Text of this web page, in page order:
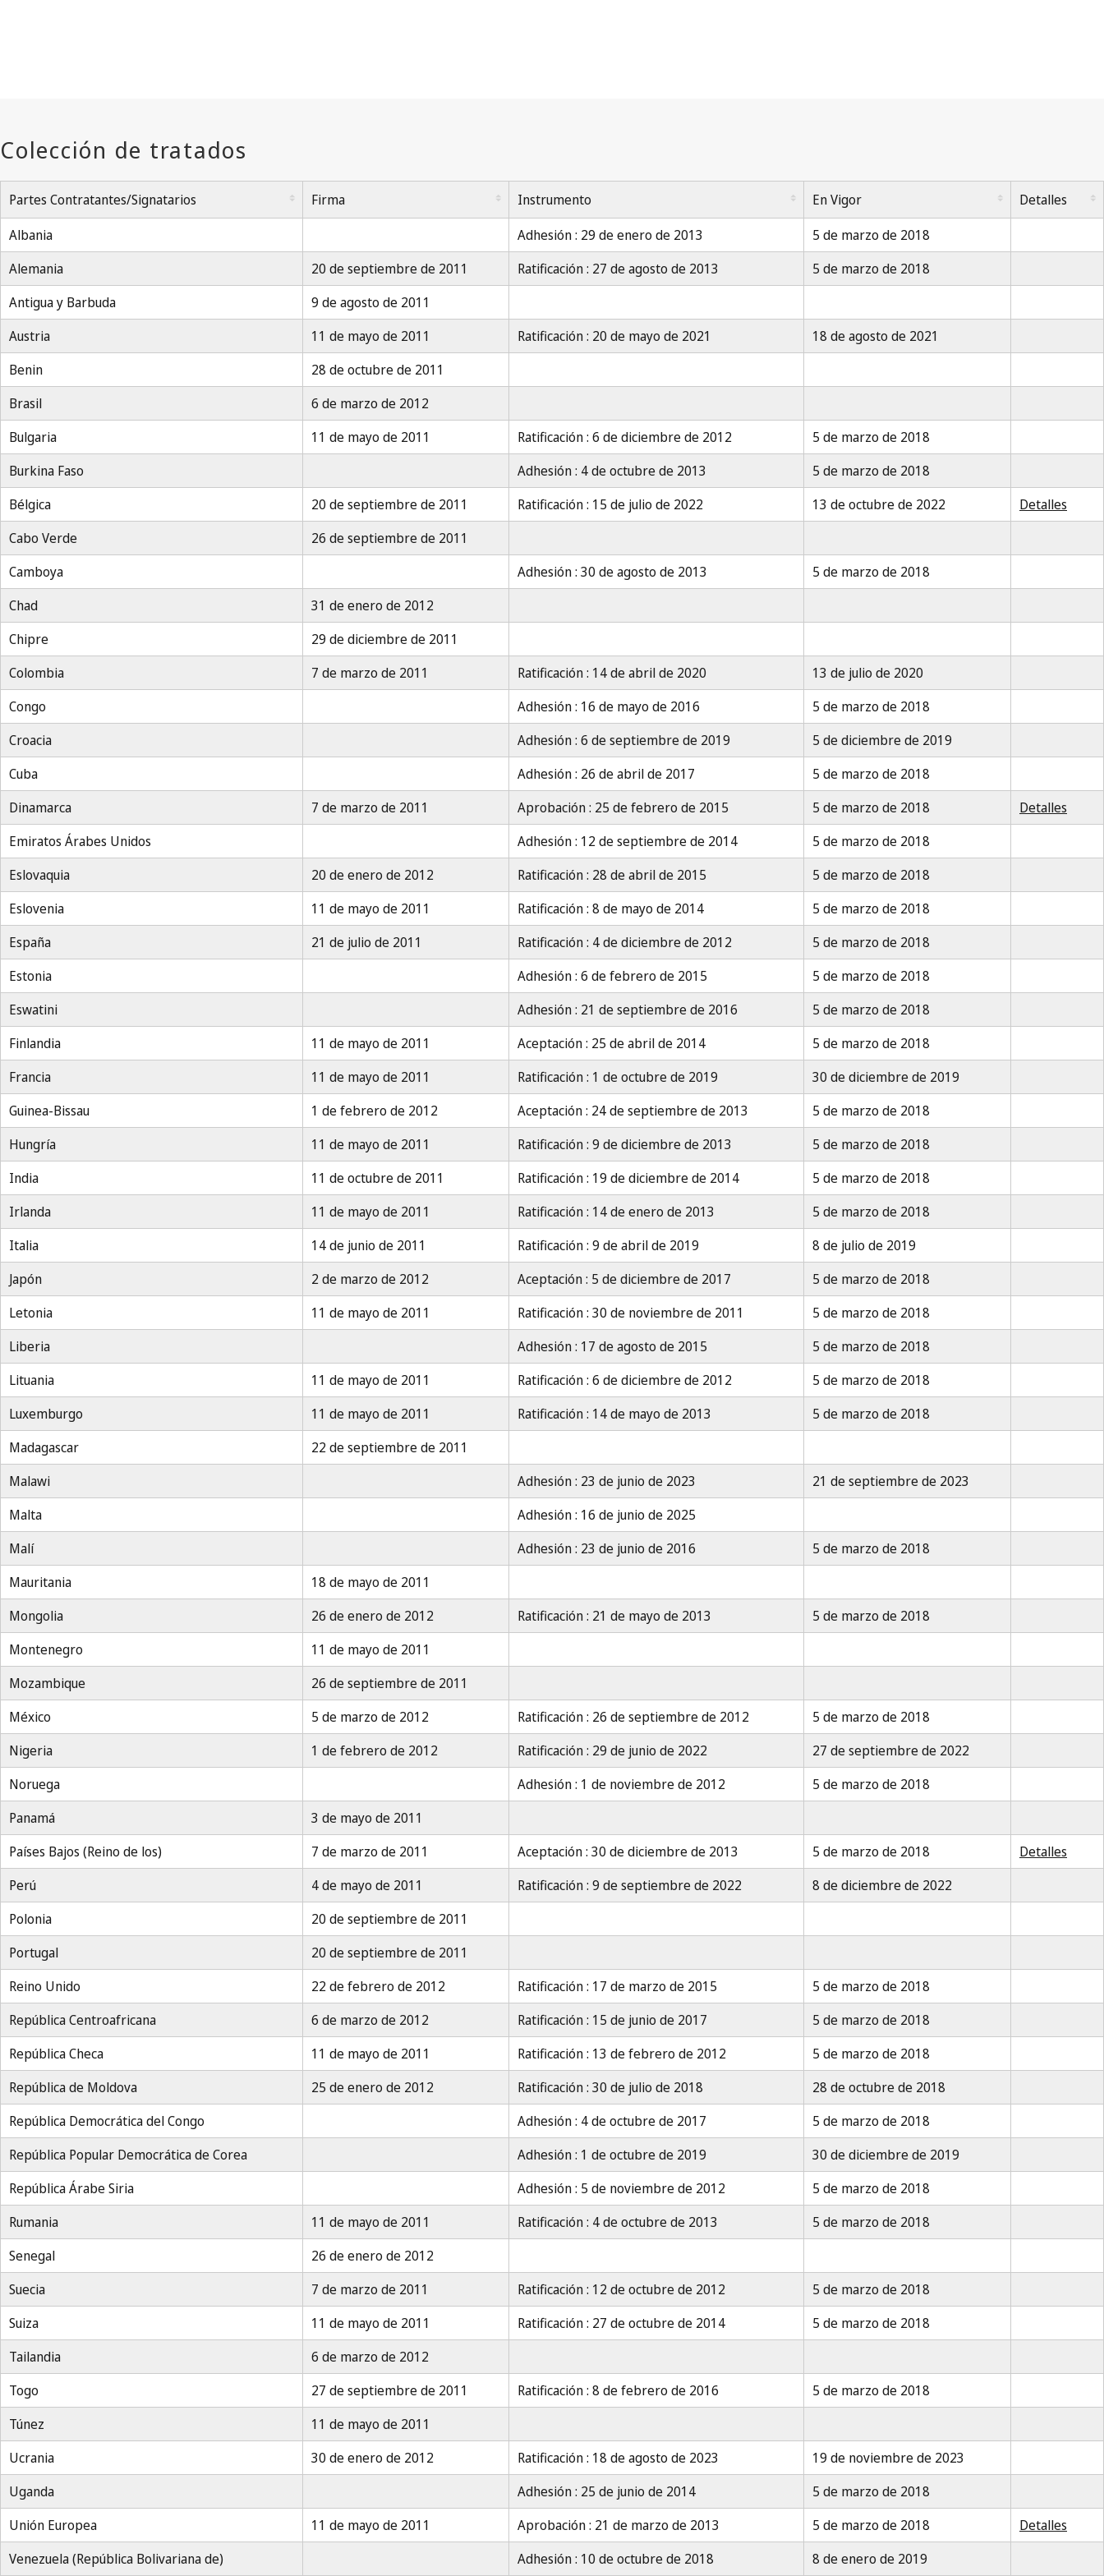
Partes Contratantes/Signatarios Firma Instrumento En Vigor
Detalles
Albania
Adhesión : 29 de enero de 2013
5 de marzo de 2018
Alemania
20 de septiembre de 2011 Ratificación : 27 de agosto de 2013
5 de marzo de 2018
Antigua y Barbuda
9 de agosto de 2011
Austria
11 de mayo de 2011 Ratificación : 20 de mayo de 2021
18 de agosto de 2021
Benin
28 de octubre de 2011
Brasil
6 de marzo de 2012
Bulgaria
11 de mayo de 2011 Ratificación : 6 de diciembre de 2012
5 de marzo de 2018
Burkina Faso
Adhesión : 4 de octubre de 2013
5 de marzo de 2018
Bélgica
20 de septiembre de 2011 Ratificación : 15 de julio de 2022 13 de octubre de 2022
Detalles
Cabo Verde
26 de septiembre de 2011
Camboya
Adhesión : 30 de agosto de 2013
5 de marzo de 2018
Chad
31 de enero de 2012
Chipre
29 de diciembre de 2011
Colombia
7 de marzo de 2011 Ratificación : 14 de abril de 2020
13 de julio de 2020
Congo
Adhesión : 16 de mayo de 2016
5 de marzo de 2018
Croacia
Adhesión : 6 de septiembre de 2019
5 de diciembre de 2019
Cuba
Adhesión : 26 de abril de 2017
5 de marzo de 2018
Dinamarca
7 de marzo de 2011 Aprobación : 25 de febrero de 2015 5 de marzo de 2018
Detalles
Emiratos Árabes Unidos
Adhesión : 12 de septiembre de 2014
5 de marzo de 2018
Eslovaquia
20 de enero de 2012 Ratificación : 28 de abril de 2015
5 de marzo de 2018
Eslovenia
11 de mayo de 2011 Ratificación : 8 de mayo de 2014
5 de marzo de 2018
España
21 de julio de 2011 Ratificación : 4 de diciembre de 2012
5 de marzo de 2018
Estonia
Adhesión : 6 de febrero de 2015
5 de marzo de 2018
Eswatini
Adhesión : 21 de septiembre de 2016
5 de marzo de 2018
Finlandia
11 de mayo de 2011 Aceptación : 25 de abril de 2014
5 de marzo de 2018
Francia
11 de mayo de 2011 Ratificación : 1 de octubre de 2019
30 de diciembre de 2019
Guinea-Bissau
1 de febrero de 2012 Aceptación : 24 de septiembre de 2013
5 de marzo de 2018
Hungría
11 de mayo de 2011 Ratificación : 9 de diciembre de 2013
5 de marzo de 2018
India
11 de octubre de 2011 Ratificación : 19 de diciembre de 2014
5 de marzo de 2018
Irlanda
11 de mayo de 2011 Ratificación : 14 de enero de 2013
5 de marzo de 2018
Italia
14 de junio de 2011 Ratificación : 9 de abril de 2019
8 de julio de 2019
Japón
2 de marzo de 2012 Aceptación : 5 de diciembre de 2017
5 de marzo de 2018
Letonia
11 de mayo de 2011 Ratificación : 30 de noviembre de 2011
5 de marzo de 2018
Liberia
Adhesión : 17 de agosto de 2015
5 de marzo de 2018
Lituania
11 de mayo de 2011 Ratificación : 6 de diciembre de 2012
5 de marzo de 2018
Luxemburgo
11 de mayo de 2011 Ratificación : 14 de mayo de 2013
5 de marzo de 2018
Madagascar
22 de septiembre de 2011
Malawi
Adhesión : 23 de junio de 2023
21 de septiembre de 2023
Malta
Adhesión : 16 de junio de 2025
Malí
Adhesión : 23 de junio de 2016
5 de marzo de 2018
Mauritania
18 de mayo de 2011
Mongolia
26 de enero de 2012 Ratificación : 21 de mayo de 2013
5 de marzo de 2018
Montenegro
11 de mayo de 2011
Mozambique
26 de septiembre de 2011
México
5 de marzo de 2012 Ratificación : 26 de septiembre de 2012
5 de marzo de 2018
Nigeria
1 de febrero de 2012 Ratificación : 29 de junio de 2022
27 de septiembre de 2022
Noruega
Adhesión : 1 de noviembre de 2012
5 de marzo de 2018
Panamá
3 de mayo de 2011
Países Bajos (Reino de los)
7 de marzo de 2011 Aceptación : 30 de diciembre de 2013 5 de marzo de 2018
Detalles
Perú
4 de mayo de 2011 Ratificación : 9 de septiembre de 2022
8 de diciembre de 2022
Polonia
20 de septiembre de 2011
Portugal
20 de septiembre de 2011
Reino Unido
22 de febrero de 2012 Ratificación : 17 de marzo de 2015
5 de marzo de 2018
República Centroafricana
6 de marzo de 2012 Ratificación : 15 de junio de 2017
5 de marzo de 2018
República Checa
11 de mayo de 2011 Ratificación : 13 de febrero de 2012
5 de marzo de 2018
República de Moldova
25 de enero de 2012 Ratificación : 30 de julio de 2018
28 de octubre de 2018
República Democrática del Congo
Adhesión : 4 de octubre de 2017
5 de marzo de 2018
República Popular Democrática de Corea
Adhesión : 1 de octubre de 2019
30 de diciembre de 2019
República Árabe Siria
Adhesión : 5 de noviembre de 2012
5 de marzo de 2018
Rumania
11 de mayo de 2011 Ratificación : 4 de octubre de 2013
5 de marzo de 2018
Senegal
26 de enero de 2012
Suecia
7 de marzo de 2011 Ratificación : 12 de octubre de 2012
5 de marzo de 2018
Suiza
11 de mayo de 2011 Ratificación : 27 de octubre de 2014
5 de marzo de 2018
Tailandia
6 de marzo de 2012
Togo
27 de septiembre de 2011 Ratificación : 8 de febrero de 2016
5 de marzo de 2018
Túnez
11 de mayo de 2011
Ucrania
30 de enero de 2012 Ratificación : 18 de agosto de 2023
19 de noviembre de 2023
Uganda
Adhesión : 25 de junio de 2014
5 de marzo de 2018
Unión Europea
11 de mayo de 2011 Aprobación : 21 de marzo de 2013 5 de marzo de 2018
Detalles
Venezuela (República Bolivariana de)
Adhesión : 10 de octubre de 2018 8 de enero de 2019